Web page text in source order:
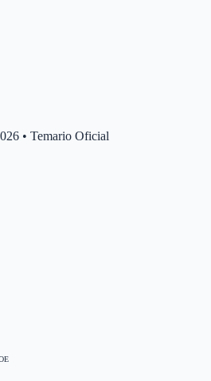
• Temario Oficial